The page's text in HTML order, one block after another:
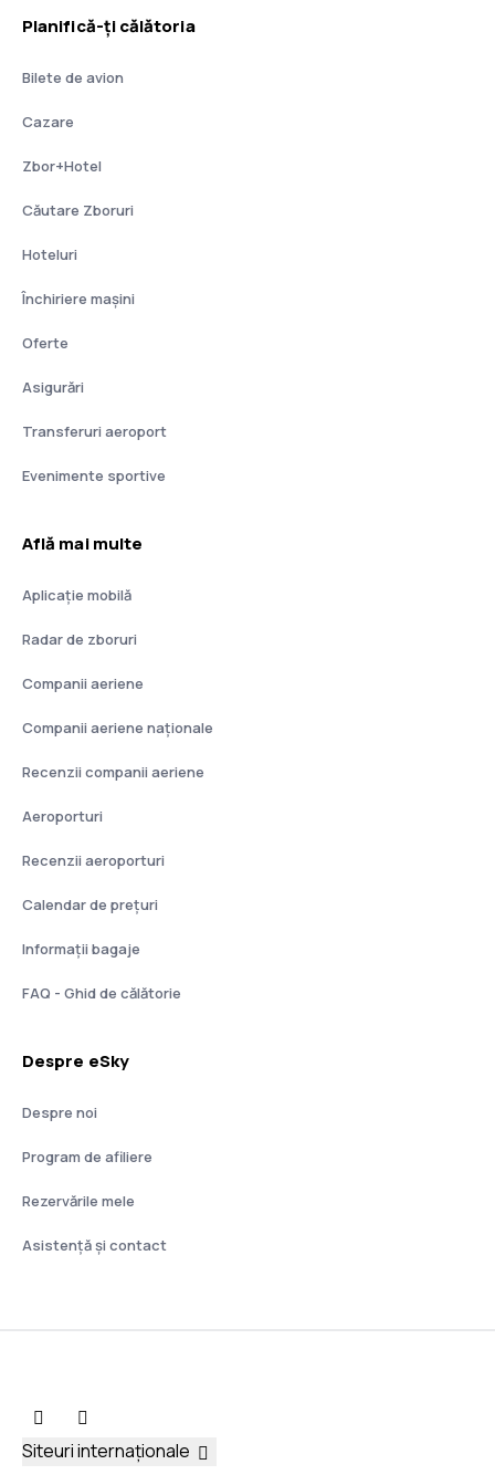
Planifică-ți călătoria
Bilete de avion
Cazare
Zbor+Hotel
Căutare Zboruri
Hoteluri
Închiriere mașini
Oferte
Asigurări
Transferuri aeroport
Evenimente sportive
Află mai multe
Aplicație mobilă
Radar de zboruri
Companii aeriene
Companii aeriene naţionale
Recenzii companii aeriene
Aeroporturi
Recenzii aeroporturi
Calendar de prețuri
Informații bagaje
FAQ - Ghid de călătorie
Despre eSky
Despre noi
Program de afiliere
Rezervările mele
Asistenţă şi contact
Siteuri internaționale